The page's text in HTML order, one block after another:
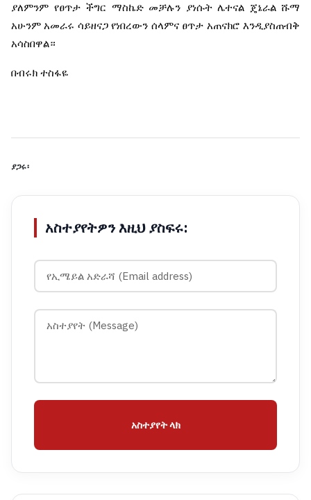
ያለምንም የፀጥታ ችግር ማስኬድ መቻሉን ያነሱት ሌተናል ጄኔራል ሹማ
አሁንም አመራሩ ሳይዘናጋ የነበረውን ሰላምና ፀጥታ አጠናክሮ እንዲያስጠብቅ
አሳስበዋል።
በብሩክ ተስፋዬ
ያጋሩ፡
አስተያየትዎን እዚህ ያስፍሩ:
አስተያየት ላክ